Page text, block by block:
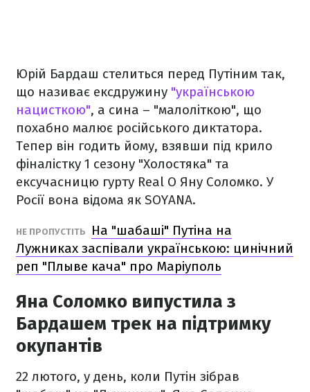
Юрій Бардаш стелиться перед Путіним так,
що називає ексдружину "українською
нацисткою", а сина – "малоліткою", що
похабно малює російського диктатора.
Тепер він годить йому, взявши під крило
фіналістку 1 сезону "Холостяка" та
ексучасницю гурту Real O Яну Соломко. У
Росії вона відома як SOYANA.
НЕ ПРОПУСТІТЬ
На "шабаші" Путіна на
Лужниках заспівали українською: цинічний
реп "Плыве кача" про Маріуполь
Яна Соломко випустила з
Бардашем трек на підтримку
окупантів
22 лютого, у день, коли Путін зібрав